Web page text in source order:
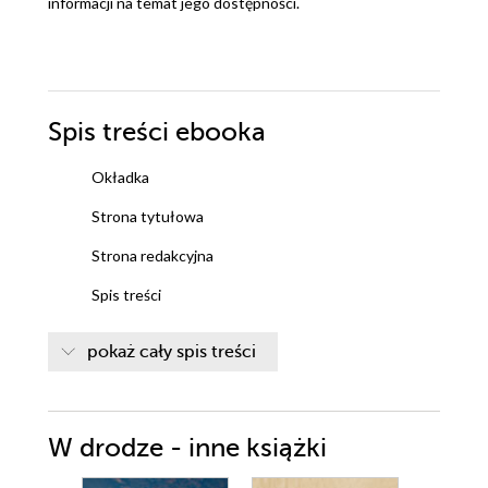
Spis treści ebooka
Okładka
Strona tytułowa
Strona redakcyjna
Spis treści
CHRYSTUSA . WPROWADZENIE DO
CHRZEŚCIJAŃSKICH ŚWIĄT WIELKANOCNYCH
pokaż cały spis treści
W drodze - inne książki